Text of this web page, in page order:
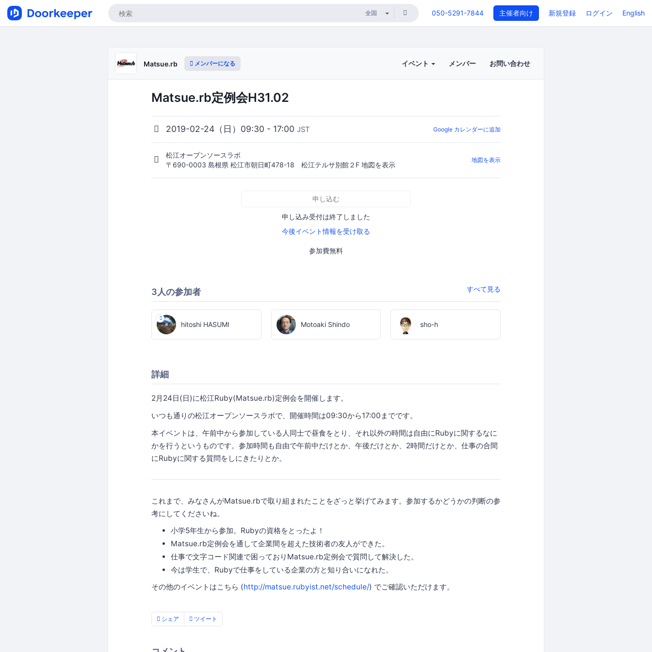
050-5291-7844 主催者向け 新規登録 ログイン English
Matsue.rb メンバーになる イベント メンバー お問い合わせ
Matsue.rb定例会H31.02
2019-02-24（日）09:30 - 17:00 JST Google カレンダーに追加
松江オープンソースラボ
〒690-0003 島根県 松江市朝日町478-18 松江テルサ別館２F 地図を表示
地図を表示
申し込む
申し込み受付は終了しました
今後イベント情報を受け取る
参加費無料
3人の参加者 すべて見る
hitoshi HASUMI Motoaki Shindo sho-h
詳細
2月24日(日)に松江Ruby(Matsue.rb)定例会を開催します。
いつも通りの松江オープンソースラボで、開催時間は09:30から17:00までです。
本イベントは、午前中から参加している人同士で昼食をとり、それ以外の時間は自由にRubyに関するなに
かを行うというものです。参加時間も自由で午前中だけとか、午後だけとか、2時間だけとか、仕事の合間
にRubyに関する質問をしにきたりとか。
これまで、みなさんがMatsue.rbで取り組まれたことをざっと挙げてみます。参加するかどうかの判断の参
考にしてくださいね。
小学5年生から参加。Rubyの資格をとったよ！
Matsue.rb定例会を通して企業間を超えた技術者の友人ができた。
仕事で文字コード関連で困っておりMatsue.rb定例会で質問して解決した。
今は学生で、Rubyで仕事をしている企業の方と知り合いになれた。
その他のイベントはこちら (http://matsue.rubyist.net/schedule/) でご確認いただけます。
シェア ツイート